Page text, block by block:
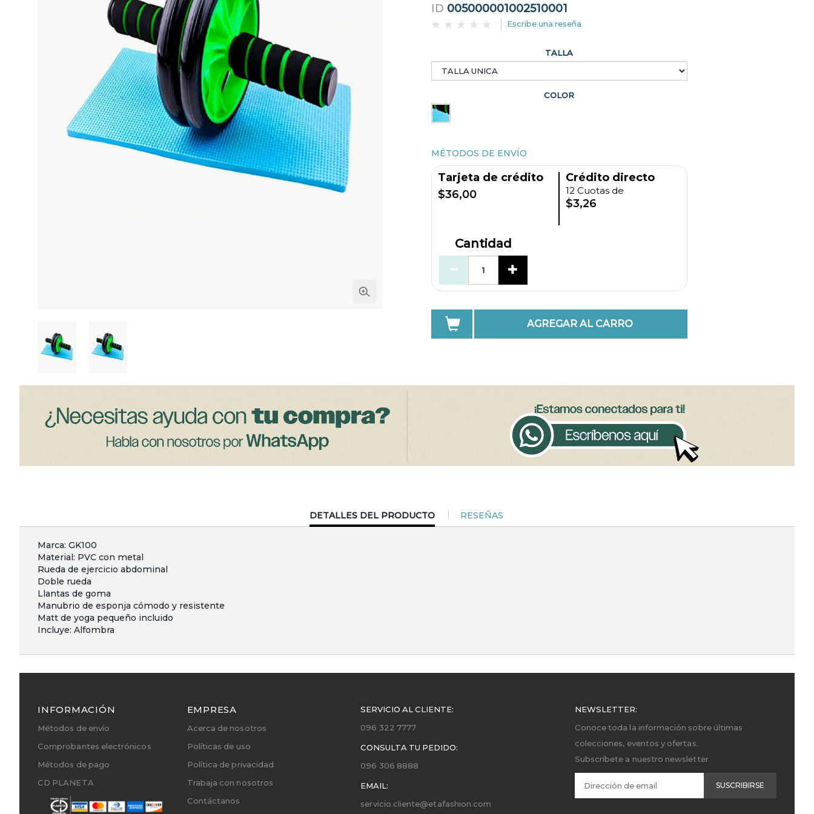
ID 005000001002510001
Escribe una reseña
TALLA
COLOR
MÉTODOS DE ENVÍO
Tarjeta de crédito
$36,00
Crédito directo
12 Cuotas de
$3,26
Cantidad
AGREGAR AL CARRO
CURRENT
TAB:
DETALLES DEL PRODUCTO RESEÑAS
Marca: GK100
Material: PVC con metal
Rueda de ejercicio abdominal
Doble rueda
Llantas de goma
Manubrio de esponja cómodo y resistente
Matt de yoga pequeño incluido
Incluye: Alfombra
INFORMACIÓN
Métodos de envío
Comprobantes electrónicos
Métodos de pago
CD PLANETA
EMPRESA
Acerca de nosotros
Políticas de uso
Política de privacidad
Trabaja con nosotros
Contáctanos
SERVICIO AL CLIENTE:
096 322 7777
CONSULTA TU PEDIDO:
096 306 8888
EMAIL:
servicio.cliente@etafashion.com
NEWSLETTER:
Conoce toda la información sobre últimas
colecciones, eventos y ofertas.
Subscríbete a nuestro newsletter
SUSCRIBIRSE